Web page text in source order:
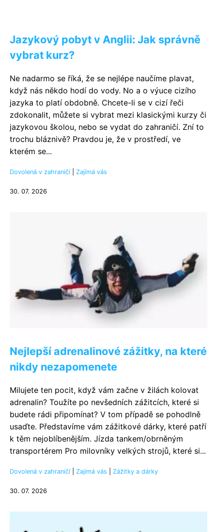
Jazykový pobyt v Anglii: Jak správně
vybrat kurz?
Ne nadarmo se říká, že se nejlépe naučíme plavat,
když nás někdo hodí do vody. No a o výuce cizího
jazyka to platí obdobně. Chcete-li se v cizí řeči
zdokonalit, můžete si vybrat mezi klasickými kurzy či
jazykovou školou, nebo se vydat do zahraničí. Zní to
trochu bláznivě? Pravdou je, že v prostředí, ve
kterém se...
Dovolená v zahraničí Zajímá vás
30. 07. 2026
Nejlepší adrenalinové zážitky, na které
nikdy nezapomenete
Milujete ten pocit, když vám začne v žilách kolovat
adrenalin? Toužíte po nevšedních zážitcích, které si
budete rádi připomínat? V tom případě se pohodlně
usaďte. Představíme vám zážitkové dárky, které patří
k těm nejoblíbenějším. Jízda tankem/obrněným
transportérem Pro milovníky velkých strojů, které si...
Dovolená v zahraničí Zajímá vás Zážitky a dárky
30. 07. 2026